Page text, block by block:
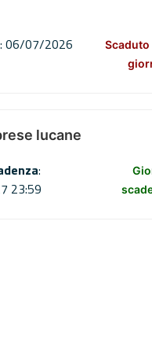
: 06/07/2026
Scaduto
lucane
:
23:59